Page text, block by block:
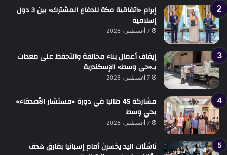
إبرام «اتفاقية مكة للدفاع المشترك» بين 3 دول
إسلامية
7 أغسطس، 2026
إيقاف أعمال بناء مخالفة والتحفظ على معدات
بـ«حي وسط» الإسكندرية
7 أغسطس، 2026
مشاركة 45 طالبا في دورة «مستشار الأصدقاء»
بحي وسط
7 أغسطس، 2026
ناشئات اليد يخسرن أمام إسبانيا بفارق هدف